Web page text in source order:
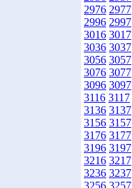
2976 2977
2996 2997
3016 3017
3036 3037
3056 3057
3076 3077
3096 3097
3116 3117
3136 3137
3156 3157
3176 3177
3196 3197
3216 3217
3236 3237
3256 3257